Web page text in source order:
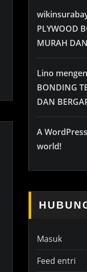
PLYWOOD
MURAH
Lino
BONDING
DAN
A
world!
Masuk
Feed entri